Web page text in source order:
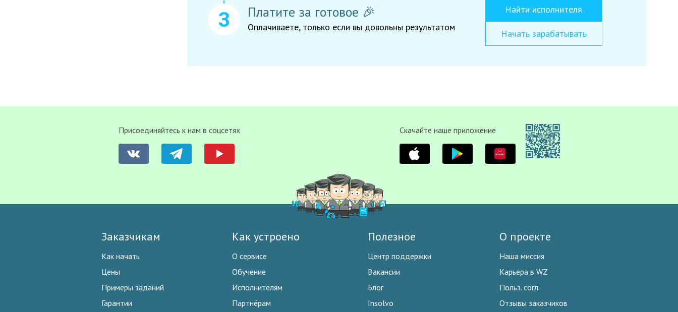
Платите за готовое 🎉
Оплачиваете, только если вы довольны результатом
Найти исполнителя
Начать зарабатывать
Присоединяйтесь к нам в соцсетях Скачайте наше приложение
Заказчикам
Как начать
Цены
Примеры заданий
Гарантии
Как устроено
О сервисе
Обучение
Исполнителям
Партнёрам
Полезное
Центр поддержки
Вакансии
Блог
Insolvo
О проекте
Наша миссия
Карьера в WZ
Польз. согл.
Отзывы заказчиков